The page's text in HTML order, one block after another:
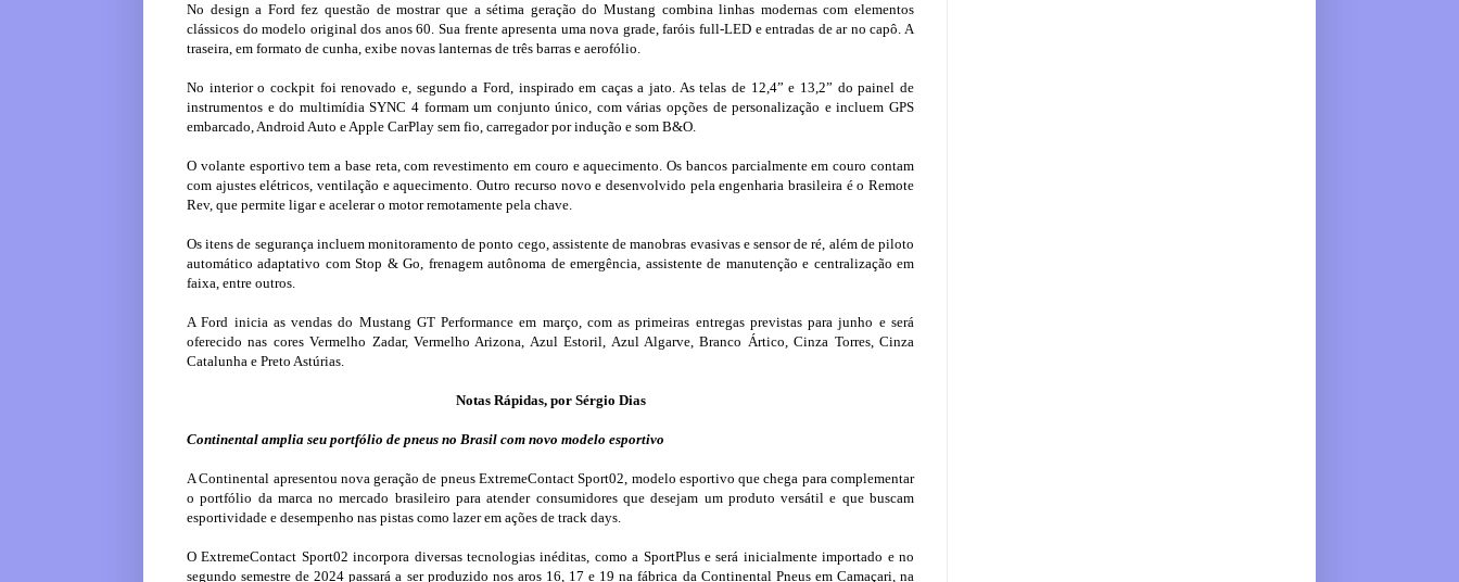
No design a Ford fez questão de mostrar que a sétima geração do Mustang combina linhas modernas com elementos
clássicos do modelo original dos anos 60. Sua frente apresenta uma nova grade, faróis full-LED e entradas de ar no capô. A
traseira, em formato de cunha, exibe novas lanternas de três barras e aerofólio.
No interior o cockpit foi renovado e, segundo a Ford, inspirado em caças a jato. As telas de 12,4” e 13,2” do painel de
instrumentos e do multimídia SYNC 4 formam um conjunto único, com várias opções de personalização e incluem GPS
embarcado, Android Auto e Apple CarPlay sem fio, carregador por indução e som B&O.
O volante esportivo tem a base reta, com revestimento em couro e aquecimento. Os bancos parcialmente em couro contam
com ajustes elétricos, ventilação e aquecimento. Outro recurso novo e desenvolvido pela engenharia brasileira é o Remote
Rev, que permite ligar e acelerar o motor remotamente pela chave.
Os itens de segurança incluem monitoramento de ponto cego, assistente de manobras evasivas e sensor de ré, além de piloto
automático adaptativo com Stop & Go, frenagem autônoma de emergência, assistente de manutenção e centralização em
faixa, entre outros.
A Ford inicia as vendas do Mustang GT Performance em março, com as primeiras entregas previstas para junho e será
oferecido nas cores Vermelho Zadar, Vermelho Arizona, Azul Estoril, Azul Algarve, Branco Ártico, Cinza Torres, Cinza
Catalunha e Preto Astúrias.
Notas Rápidas, por Sérgio Dias
Continental amplia seu portfólio de pneus no Brasil com novo modelo esportivo
A Continental apresentou nova geração de pneus ExtremeContact Sport02, modelo esportivo que chega para complementar
o portfólio da marca no mercado brasileiro para atender consumidores que desejam um produto versátil e que buscam
esportividade e desempenho nas pistas como lazer em ações de track days.
O ExtremeContact Sport02 incorpora diversas tecnologias inéditas, como a SportPlus e será inicialmente importado e no
segundo semestre de 2024 passará a ser produzido nos aros 16, 17 e 19 na fábrica da Continental Pneus em Camaçari, na